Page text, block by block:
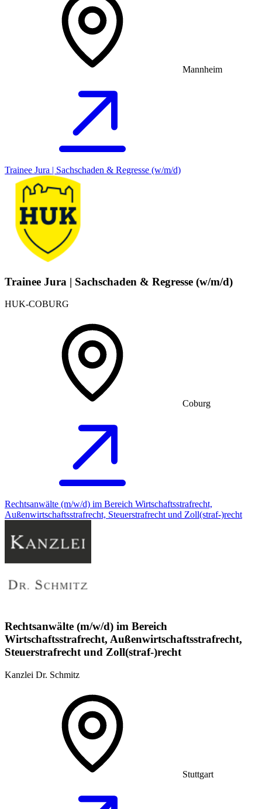
Mannheim
Trainee Jura | Sachschaden & Regresse (w/m/d)
Trainee Jura | Sachschaden & Regresse (w/m/d)
HUK-COBURG
Coburg
Rechtsanwälte (m/w/d) im Bereich Wirtschaftsstrafrecht,
Außenwirtschaftsstrafrecht, Steuerstrafrecht und Zoll(straf-)recht
Rechtsanwälte (m/w/d) im Bereich
Wirtschaftsstrafrecht, Außenwirtschaftsstrafrecht,
Steuerstrafrecht und Zoll(straf-)recht
Kanzlei Dr. Schmitz
Stuttgart